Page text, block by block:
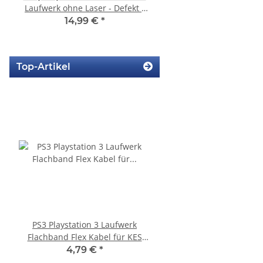
Laufwerk ohne Laser - Defekt -
Eratzteilspender
14,99 € *
Top-Artikel
PS3 Playstation 3 Laufwerk
Flachband Flex Kabel für KES
KEM 450DAA 450EAA Laser Slim
4,79 € *